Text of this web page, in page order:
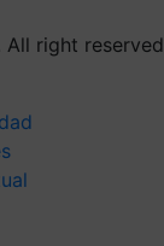
right reserved